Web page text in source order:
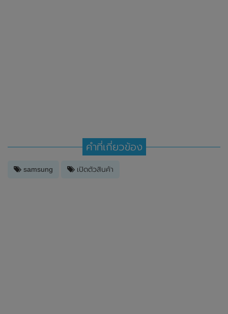
คำที่เกี่ยวข้อง
samsung เปิดตัวสินค้า